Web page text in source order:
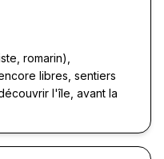
romarin),
libres, sentiers
l'île, avant la